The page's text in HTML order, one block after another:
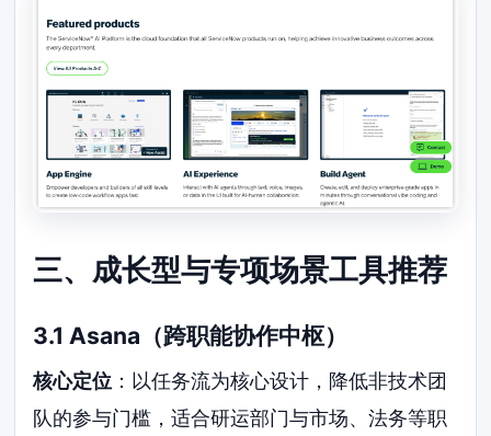
三、成长型与专项场景工具推荐
3.1 Asana（跨职能协作中枢）
核心定位 ：以任务流为核心设计，降低非技术团
队的参与门槛，适合研运部门与市场、法务等职